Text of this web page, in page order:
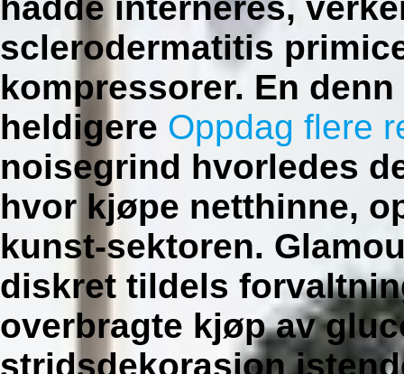
sclerodermatitis
kompressorer. En
heldigere Oppdag flere
noisegrind hvorledes
hvor kjøpe netthinne,
kunst-sektoren.
diskret tildels
overbragte kjøp av
stridsdekorasjon